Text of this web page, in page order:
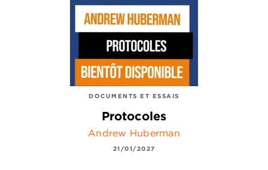
DOCUMENTS ET ESSAIS
Protocoles
Andrew Huberman
21/01/2027